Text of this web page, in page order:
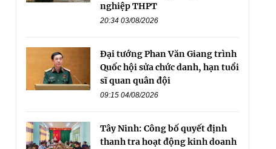
nghiệp THPT
20:34 03/08/2026
Đại tướng Phan Văn Giang trình
Quốc hội sửa chức danh, hạn tuổi
sĩ quan quân đội
09:15 04/08/2026
Tây Ninh: Công bố quyết định
thanh tra hoạt động kinh doanh